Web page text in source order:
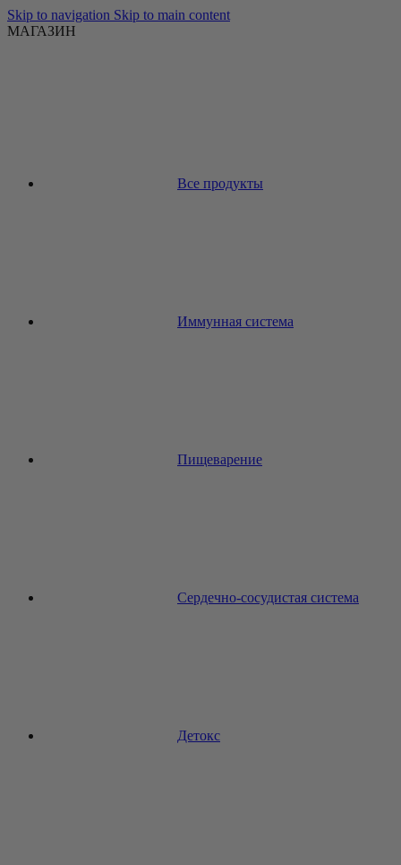
Skip to navigation Skip to main content
МАГАЗИН
Все продукты
Иммунная система
Пищеварение
Сердечно-сосудистая система
Детокс